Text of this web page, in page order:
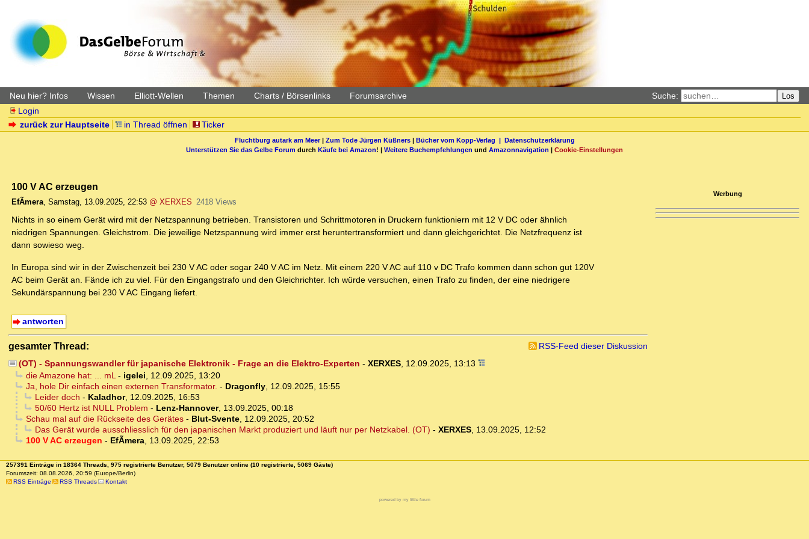
Neu hier? Infos Wissen Elliott-Wellen Themen Charts / Börsenlinks Forumsarchive Suche: Los
Login
zurück zur Hauptseite
in Thread öffnen Ticker
Fluchtburg autark am Meer| Zum Tode Jürgen Küßners| Bücher vom Kopp-Verlag | Datenschutzerklärung
Unterstützen Sie das Gelbe Forum durch Käufe bei Amazon! | Weitere Buchempfehlungen und Amazonnavigation | Cookie-Einstellungen
100 V AC erzeugen
EfÃ­mera, Samstag, 13.09.2025, 22:53 @ XERXES 2418 Views
Nichts in so einem Gerät wird mit der Netzspannung betrieben. Transistoren und Schrittmotoren in Druckern funktioniern mit 12 V DC oder ähnlich
niedrigen Spannungen. Gleichstrom. Die jeweilige Netzspannung wird immer erst heruntertransformiert und dann gleichgerichtet. Die Netzfrequenz ist
dann sowieso weg.
In Europa sind wir in der Zwischenzeit bei 230 V AC oder sogar 240 V AC im Netz. Mit einem 220 V AC auf 110 v DC Trafo kommen dann schon gut 120V
AC beim Gerät an. Fände ich zu viel. Für den Eingangstrafo und den Gleichrichter. Ich würde versuchen, einen Trafo zu finden, der eine niedrigere
Sekundärspannung bei 230 V AC Eingang liefert.
antworten
gesamter Thread:
RSS-Feed dieser Diskussion
(OT) - Spannungswandler für japanische Elektronik - Frage an die Elektro-Experten - XERXES, 12.09.2025, 13:13
die Amazone hat: ... mL- igelei, 12.09.2025, 13:20
Ja, hole Dir einfach einen externen Transformator. - Dragonfly, 12.09.2025, 15:55
Leider doch - Kaladhor, 12.09.2025, 16:53
50/60 Hertz ist NULL Problem - Lenz-Hannover, 13.09.2025, 00:18
Schau mal auf die Rückseite des Gerätes- Blut-Svente, 12.09.2025, 20:52
Das Gerät wurde ausschliesslich für den japanischen Markt produziert und läuft nur per Netzkabel. (OT) - XERXES, 13.09.2025, 12:52
100 V AC erzeugen - EfÃ­mera, 13.09.2025, 22:53
Werbung
257391 Einträge in 18364 Threads, 975 registrierte Benutzer, 5079 Benutzer online (10 registrierte, 5069 Gäste)
Forumszeit: 08.08.2026, 20:59 (Europe/Berlin)
RSS Einträge
RSS Threads Kontakt
powered by my little forum